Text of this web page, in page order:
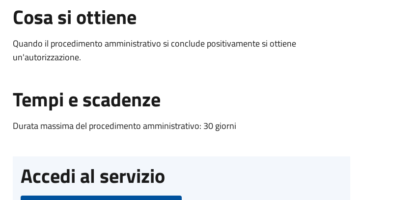
Cosa si ottiene
Quando il procedimento amministrativo si conclude positivamente si ottiene
un'autorizzazione.
Tempi e scadenze
Durata massima del procedimento amministrativo: 30 giorni
Accedi al servizio